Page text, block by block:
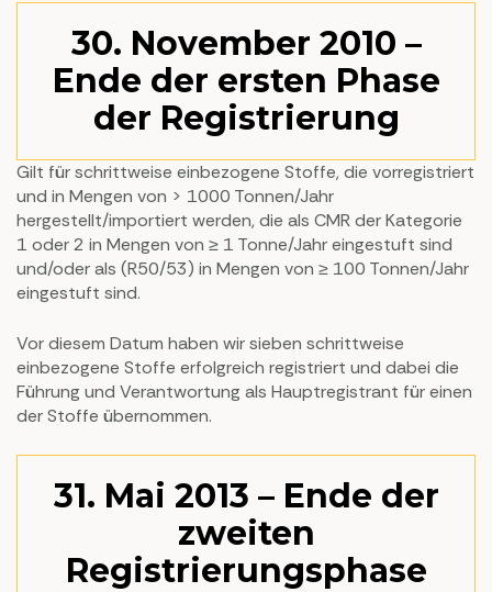
30. November 2010 –
Ende der ersten Phase
der Registrierung
Gilt für schrittweise einbezogene Stoffe, die vorregistriert
und in Mengen von > 1000 Tonnen/Jahr
hergestellt/importiert werden, die als CMR der Kategorie
1 oder 2 in Mengen von ≥ 1 Tonne/Jahr eingestuft sind
und/oder als (R50/53) in Mengen von ≥ 100 Tonnen/Jahr
eingestuft sind.
Vor diesem Datum haben wir sieben schrittweise
einbezogene Stoffe erfolgreich registriert und dabei die
Führung und Verantwortung als Hauptregistrant für einen
der Stoffe übernommen.
31. Mai 2013 – Ende der
zweiten
Registrierungsphase